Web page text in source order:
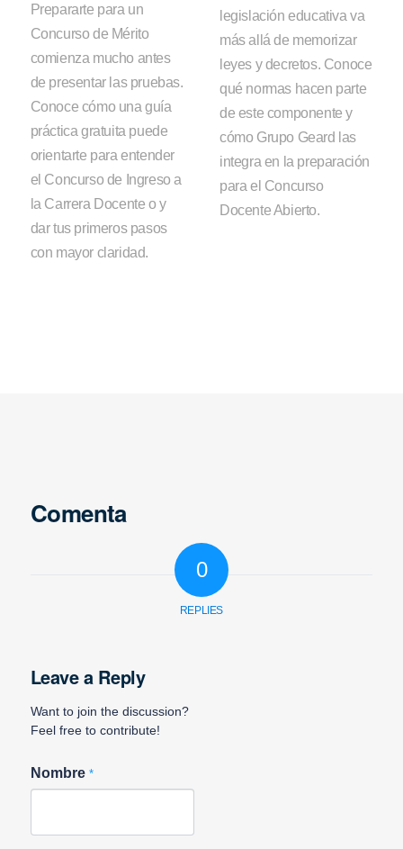
Prepararte para un
Concurso de Mérito
comienza mucho antes
de presentar las pruebas.
Conoce cómo una guía
práctica gratuita puede
orientarte para entender
el Concurso de Ingreso a
la Carrera Docente o y
dar tus primeros pasos
con mayor claridad.
legislación educativa va
más allá de memorizar
leyes y decretos. Conoce
qué normas hacen parte
de este componente y
cómo Grupo Geard las
integra en la preparación
para el Concurso
Docente Abierto.
Comenta
0
REPLIES
Leave a Reply
Want to join the discussion?
Feel free to contribute!
Nombre *